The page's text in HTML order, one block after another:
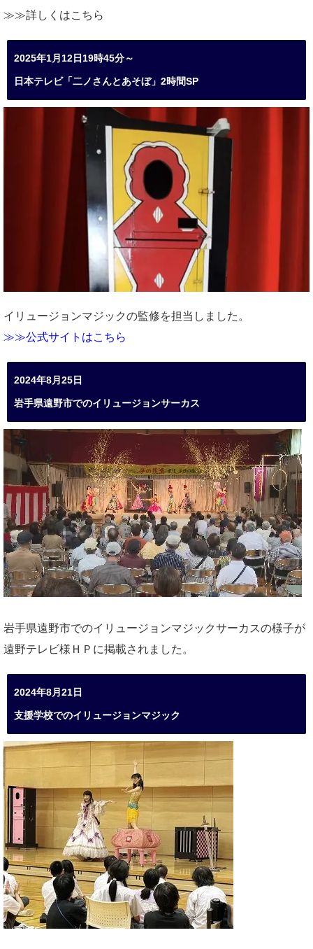
≫≫詳しくはこちら
2025年1月12日19時45分～
日本テレビ「二ノさんとあそぼ」2時間SP
イリュージョンマジックの監修を担当しました。
≫≫公式サイトはこちら
2024年8月25日
岩手県遠野市でのイリュージョンサーカス
岩手県遠野市でのイリュージョンマジックサーカスの様子が
遠野テレビ様ＨＰに掲載されました。
2024年8月21日
支援学校でのイリュージョンマジック